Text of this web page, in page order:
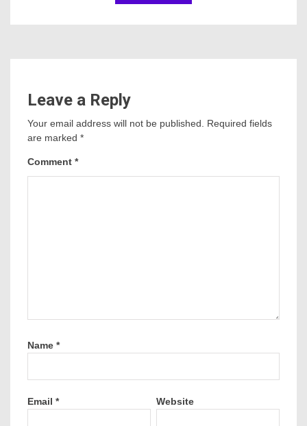
Leave a Reply
Your email address will not be published. Required fields
are marked *
Comment *
Name *
Email * Website